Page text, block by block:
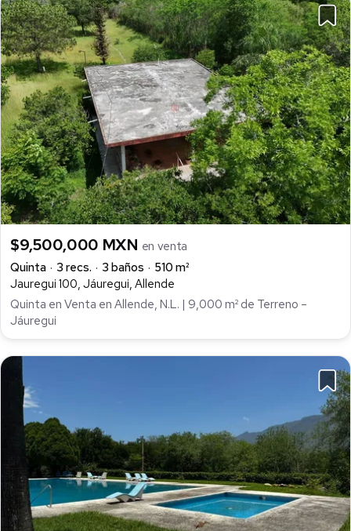
$9,500,000 MXN en venta
Quinta
3 recs. 3 baños
510 m²
Jauregui 100, Jáuregui, Allende
Quinta en Venta en Allende, N.L. | 9,000 m² de Terreno –
Jáuregui